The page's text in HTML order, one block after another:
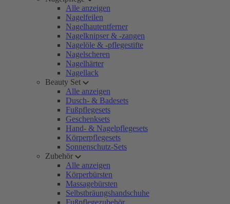
Alle anzeigen
Nagelfeilen
Nagelhautentferner
Nagelknipser & -zangen
Nagelöle & -pflegestifte
Nagelscheren
Nagelhärter
Nagellack
Beauty Set
Alle anzeigen
Dusch- & Badesets
Fußpflegesets
Geschenksets
Hand- & Nagelpflegesets
Körperpflegesets
Sonnenschutz-Sets
Zubehör
Alle anzeigen
Körperbürsten
Massagebürsten
Selbstbräungshandschuhe
Fußpflegezubehör